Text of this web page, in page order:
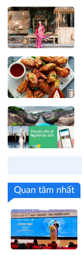
Quan tâm nhất